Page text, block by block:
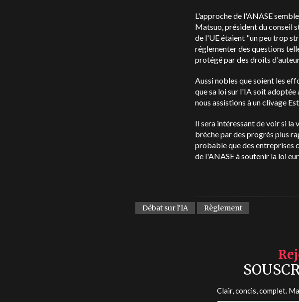
L'approche de l'ANASE
Matsuo, président du conseil
de l'UE étaient "un peu trop
réglementer des questions
protégé par des droits
Aussi nobles que soient les
que sa loi sur l'IA soit adoptée
nous assistions à un clivage
Il sera intéressant de voir si la
brèche par des progrès plus
probable que des entreprises
de l'ANASE à soutenir la loi
Débat sur l'IA Règlement
Clair, concis, complet.